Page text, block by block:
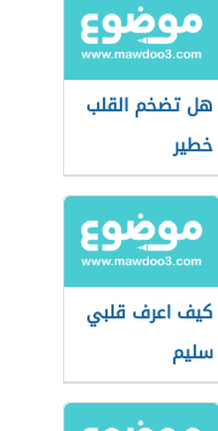
هل تضخم القلب
خطير
كيف اعرف قلبي
سليم